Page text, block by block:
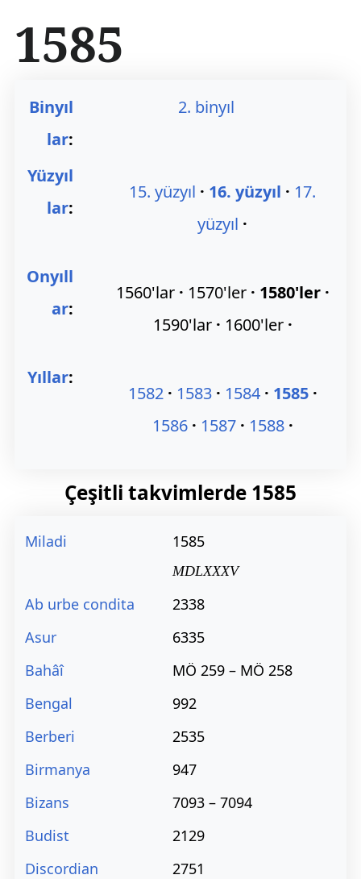
r
1585
Binyıl
lar:
2. binyıl
Yüzyıl
lar:
15. yüzyıl 16. yüzyıl
17.
yüzyıl
Onyıll
ar:
1560'lar 1570'ler
1580'ler
1590'lar
1600'ler
Yıllar:
1582 1583 1584
1585
1586
1587 1588
Çeşitli takvimlerde 1585
Miladi 1585
MDLXXXV
Ab urbe condita
2338
Asur
6335
Bahâî
MÖ 259 – MÖ 258
Bengal
992
Berberi
2535
Birmanya
947
Bizans
7093 – 7094
Budist
2129
Discordian
2751